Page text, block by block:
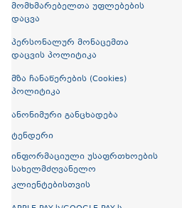
მომხმარებელთა უფლებების
დაცვა
პერსონალურ მონაცემთა
დაცვის პოლიტიკა
მზა ჩანაწერების (Cookies)
პოლიტიკა
ანონიმური განცხადება
ტენდერი
ინფორმაციული უსაფრთხოების
სახელმძღვანელო
კლიენტებისთვის